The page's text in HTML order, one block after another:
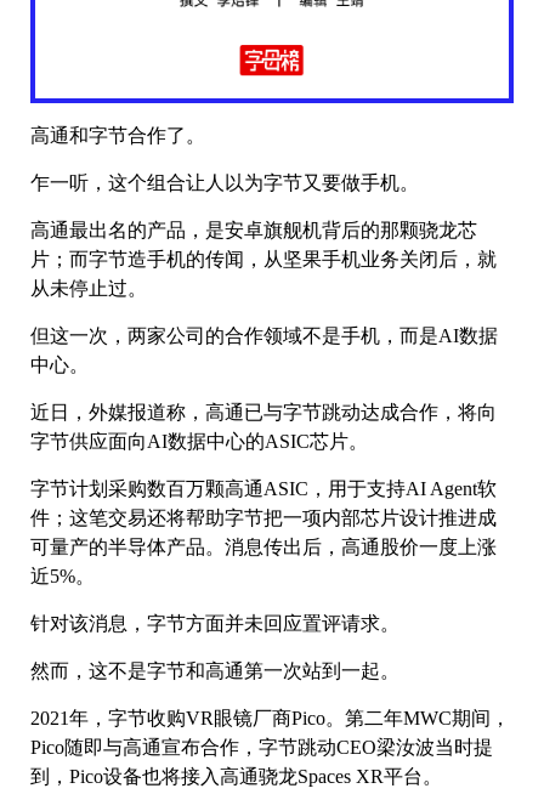
高通和字节合作了。
乍一听，这个组合让人以为字节又要做手机。
高通最出名的产品，是安卓旗舰机背后的那颗骁龙芯
片；而字节造手机的传闻，从坚果手机业务关闭后，就
从未停止过。
但这一次，两家公司的合作领域不是手机，而是AI数据
中心。
近日，外媒报道称，高通已与字节跳动达成合作，将向
字节供应面向AI数据中心的ASIC芯片。
字节计划采购数百万颗高通ASIC，用于支持AI Agent软
件；这笔交易还将帮助字节把一项内部芯片设计推进成
可量产的半导体产品。消息传出后，高通股价一度上涨
近5%。
针对该消息，字节方面并未回应置评请求。
然而，这不是字节和高通第一次站到一起。
2021年，字节收购VR眼镜厂商Pico。第二年MWC期间，
Pico随即与高通宣布合作，字节跳动CEO梁汝波当时提
到，Pico设备也将接入高通骁龙Spaces XR平台。